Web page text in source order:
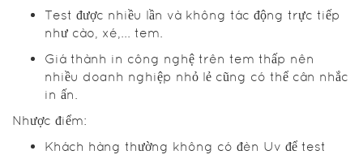
Test được nhiều lần và không tác động trực tiếp
như cào, xé,... tem.
Giá thành in công nghệ trên tem thấp nên
nhiều doanh nghiệp nhỏ lẻ cũng có thể cân nhắc
in ấn.
Nhược điểm:
Khách hàng thường không có đèn Uv để test